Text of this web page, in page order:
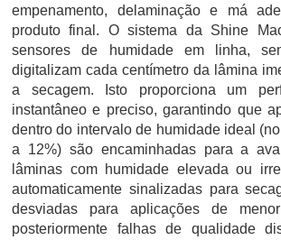
empenamento, delaminação e má
produto final. O sistema da Shine
sensores de humidade em linha,
digitalizam cada centímetro da lâmina
a secagem. Isto proporciona um
instantâneo e preciso, garantindo que
dentro do intervalo de humidade ideal
a 12%) são encaminhadas para a
lâminas com humidade elevada ou
automaticamente sinalizadas para
desviadas para aplicações de
posteriormente falhas de qualidade